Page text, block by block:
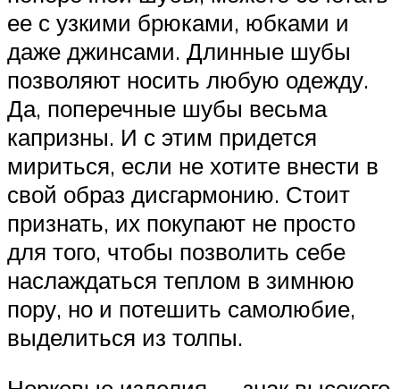
ее с узкими брюками, юбками и
даже джинсами. Длинные шубы
позволяют носить любую одежду.
Да, поперечные шубы весьма
капризны. И с этим придется
мириться, если не хотите внести в
свой образ дисгармонию. Стоит
признать, их покупают не просто
для того, чтобы позволить себе
наслаждаться теплом в зимнюю
пору, но и потешить самолюбие,
выделиться из толпы.